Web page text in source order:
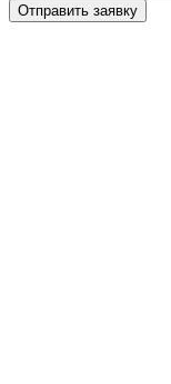
Отправить заявку